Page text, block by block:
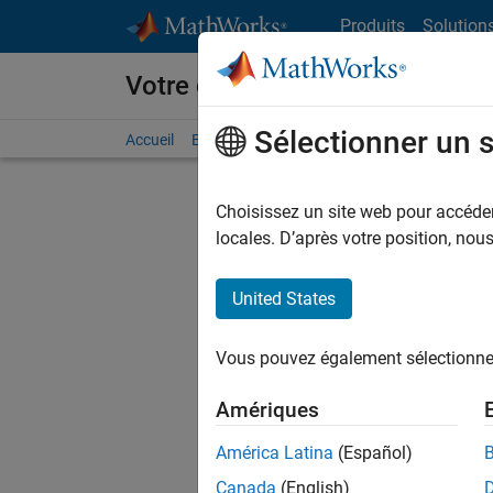
Produits
Votre carrière chez MathWorks
Accueil Explorer nos opportunités Adresses de
FILTRER
d'offre
Les
Sélectionner un
Choisissez un site web pour
locales. D’après votre position,
United States
Vous pouvez également
Amériques
América Latina (Español)
Canada (English)